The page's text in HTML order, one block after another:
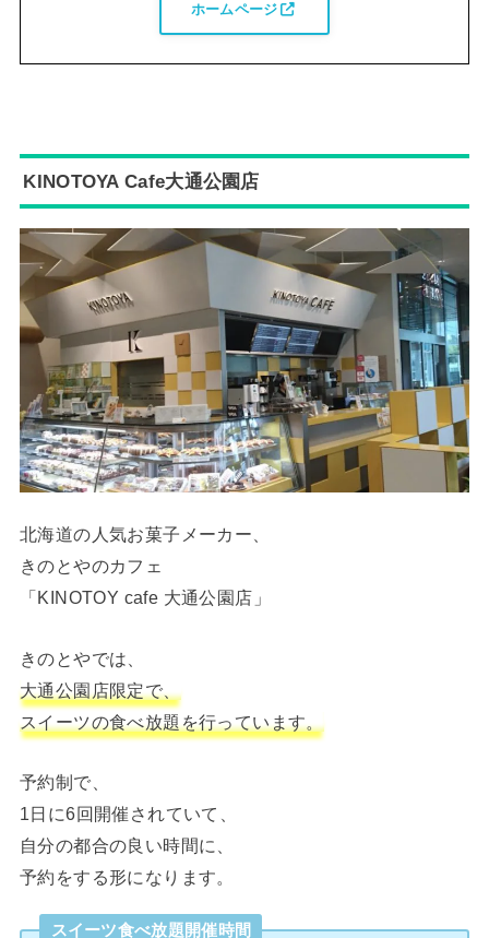
ホームページ
KINOTOYA Cafe大通公園店
北海道の人気お菓子メーカー、
きのとやのカフェ
「KINOTOY cafe 大通公園店」
きのとやでは、
大通公園店限定で、
スイーツの食べ放題を行っています。
予約制で、
1日に6回開催されていて、
自分の都合の良い時間に、
予約をする形になります。
スイーツ食べ放題開催時間